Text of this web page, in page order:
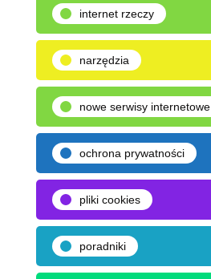
internet rzeczy
narzędzia
nowe serwisy internetowe
ochrona prywatności
pliki cookies
poradniki